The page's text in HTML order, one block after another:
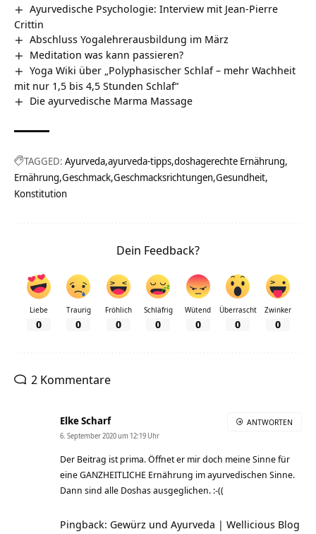
Ayurvedische Psychologie: Interview mit Jean-Pierre
Crittin
Abschluss Yogalehrerausbildung im März
Meditation was kann passieren?
Yoga Wiki über „Polyphasischer Schlaf – mehr Wachheit
mit nur 1,5 bis 4,5 Stunden Schlaf“
Die ayurvedische Marma Massage
TAGGED: Ayurveda ayurveda-tipps doshagerechte Ernährung
Ernährung Geschmack Geschmacksrichtungen Gesundheit
Konstitution
Dein Feedback?
Liebe
0
Traurig
0
Fröhlich
0
Schläfrig
0
Wütend
0
Überrascht
0
Zwinker
0
2 Kommentare
Elke Scharf
6. September 2020 um 12:19 Uhr
Der Beitrag ist prima. Öffnet er mir doch meine Sinne für
eine GANZHEITLICHE Ernährung im ayurvedischen Sinne.
Dann sind alle Doshas ausgeglichen. :-((
ANTWORTEN
Pingback: Gewürz und Ayurveda | Wellicious Blog